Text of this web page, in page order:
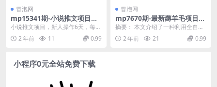
冒泡网
mp15341期-小说推文项目，
新人操作6天，每天3位数分享
课
小说推文项目，新人操作6天，每天
3位数分享课 小说推文其实就是小
说平台为了招揽更...
2 年前 11 0.99
冒泡网
mp7670期-最新薅羊毛项目通
过全自动云发单软件在羊毛平
台无限捞金日入200+
摘要： 本文介绍了一种利用全自动
云发单软件在羊毛平台上实现日入2
00元以上的赚钱...
2 年前 21 0.99
小程序0元全站免费下载